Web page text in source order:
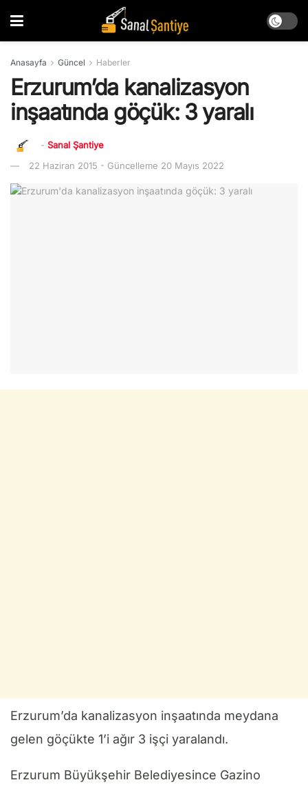
Anasayfa Güncel Haberler
Erzurum’da kanalizasyon
inşaatında göçük: 3 yaralı
- Sanal Şantiye
22 Haziran 2015 - Güncelleme 20 Mayıs 2022
Erzurum’da kanalizasyon inşaatında meydana
gelen göçükte 1’i ağır 3 işçi yaralandı.
Erzurum Büyükşehir Belediyesince Gazino